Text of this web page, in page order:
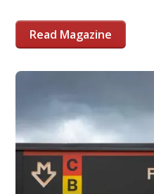
Read Magazine